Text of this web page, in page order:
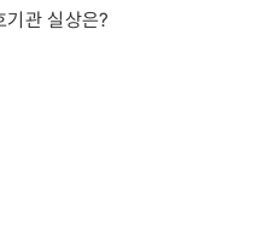
관 실상은?